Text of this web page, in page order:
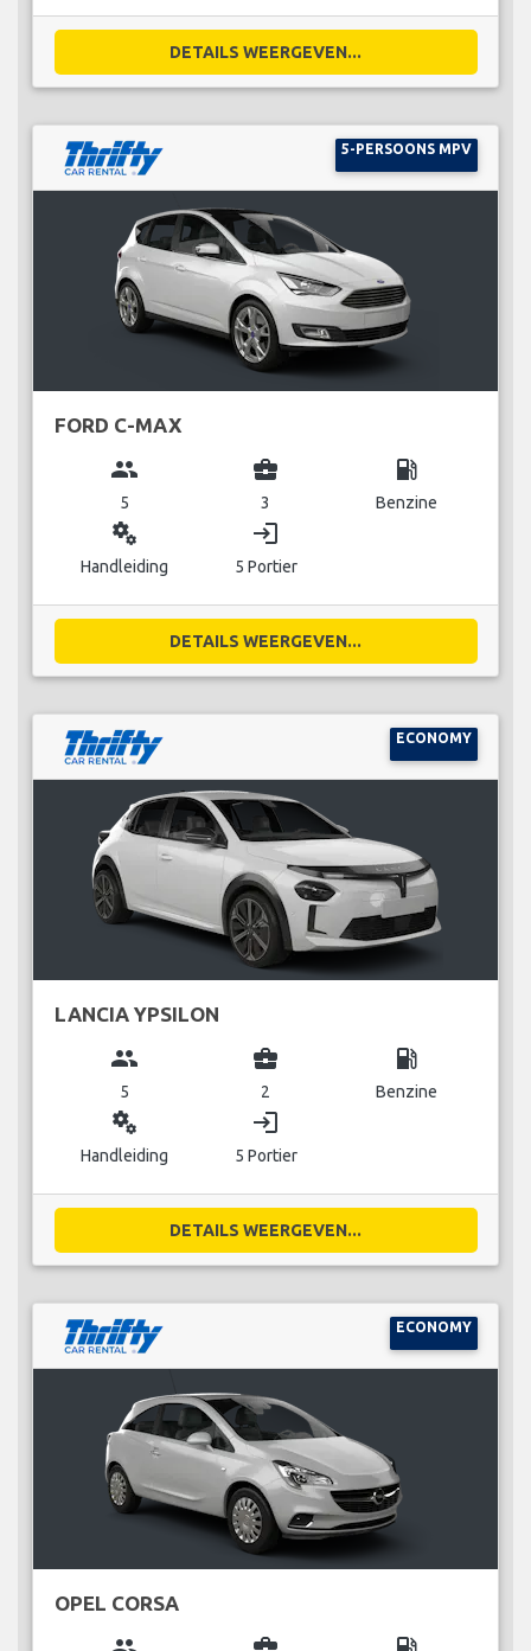
DETAILS WEERGEVEN...
5-PERSOONS MPV
FORD C-MAX
group
5
business_center
3
local_gas_station
Benzine
miscellaneous_services
Handleiding
login
5 Portier
DETAILS WEERGEVEN...
ECONOMY
LANCIA YPSILON
group
5
business_center
2
local_gas_station
Benzine
miscellaneous_services
Handleiding
login
5 Portier
DETAILS WEERGEVEN...
ECONOMY
OPEL CORSA